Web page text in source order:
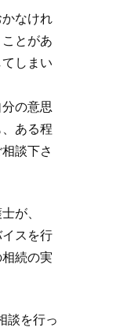
なけれ
とがあ
しまい
の意思
ある程
談下さ
が、
スを行
続の実
談を行っ